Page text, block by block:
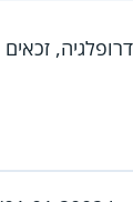
מסוג פרפלגיה או